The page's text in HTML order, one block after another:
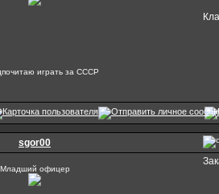
sgor00
Младший офицер